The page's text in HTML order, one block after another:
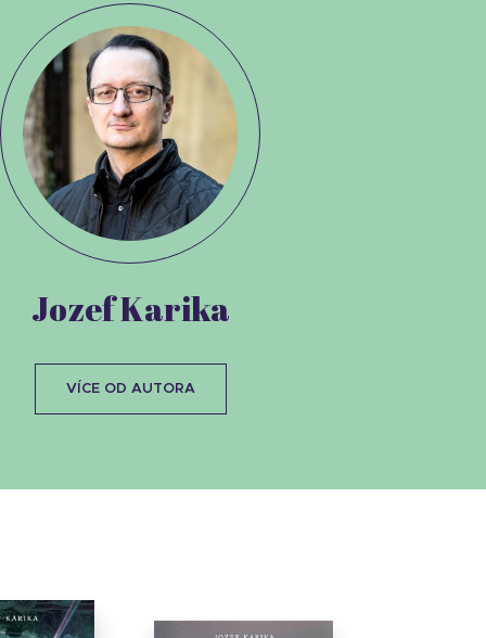
Jozef Karika
VÍCE OD AUTORA